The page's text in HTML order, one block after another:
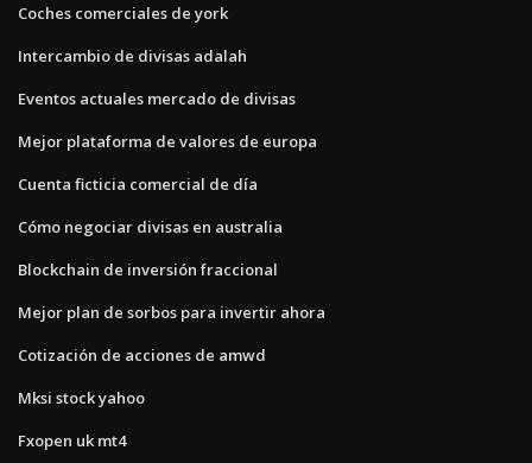
Coches comerciales de york
Intercambio de divisas adalah
Eventos actuales mercado de divisas
Mejor plataforma de valores de europa
Cuenta ficticia comercial de día
Cómo negociar divisas en australia
Blockchain de inversión fraccional
Mejor plan de sorbos para invertir ahora
Cotización de acciones de amwd
Mksi stock yahoo
Fxopen uk mt4